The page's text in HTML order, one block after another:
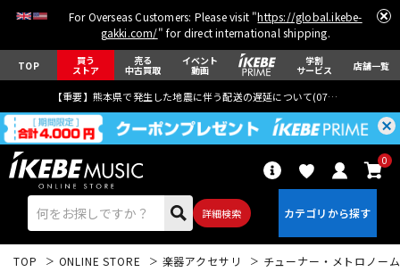
For Overseas Customers: Please visit "https://global.ikebe-
gakki.com/" for direct international shipping.
TOP 買う
ストア
売る
中古買取
イベント
動画
学割
サービス 店舗一覧
【重要】熊本県で発生した地震に伴う配送の遅延について(07月29日
詳細検索
0
TOP ONLINE STORE 楽器アクセサリ チューナー・メトロノーム